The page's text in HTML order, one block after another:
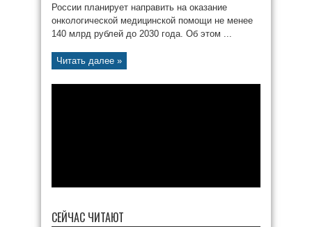
России планирует направить на оказание
онкологической медицинской помощи не менее
140 млрд рублей до 2030 года. Об этом ...
Читать далее »
СЕЙЧАС ЧИТАЮТ